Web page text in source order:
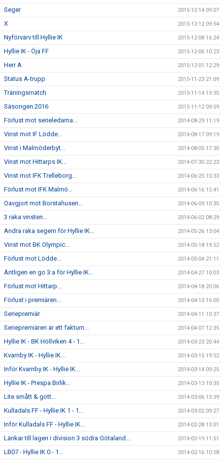
Seger 2015-12-14 09:07
X 2015-12-12 09:54
Nyförvärv till Hyllie IK 2015-12-08 16:24
Hyllie IK - Öja FF 2015-12-06 10:23
Herr A 2015-12-01 12:29
Status A-trupp 2015-11-23 21:09
Träningsmatch 2015-11-14 19:35
Säsongen 2016 2015-11-12 09:59
Förlust mot serieledarna... 2014-08-29 11:19
Vinst mot IF Lödde... 2014-08-17 09:19
Vinst i Malmöderbyt... 2014-08-05 17:30
Vinst mot Hittarps IK... 2014-07-30 22:23
Vinst mot IFK Trelleborg... 2014-06-25 10:33
Förlust mot IFK Malmö... 2014-06-16 15:41
Oavgjort mot Borstahusen... 2014-06-09 10:35
3 raka vinsten... 2014-06-02 08:29
Andra raka segern för Hyllie IK… 2014-05-26 13:04
Vinst mot BK Olympic... 2014-05-18 19:52
Förlust mot Lödde... 2014-05-04 21:11
Äntligen en go 3:a för Hyllie IK... 2014-04-27 10:03
Förlust mot Hittarp... 2014-04-18 20:06
Förlust i premiären... 2014-04-13 16:00
Seriepremiär 2014-04-11 10:37
Seriepremiären är ett faktum... 2014-04-07 12:35
Hyllie IK - BK Höllviken 4 - 1... 2014-03-23 20:44
Kvarnby IK - Hyllie IK... 2014-03-15 19:52
Inför Kvarnby IK - Hyllie IK... 2014-03-14 09:25
Hyllie IK - Prespa Birlik... 2014-03-13 10:35
Lite smått & gott... 2014-03-06 13:39
Kulladals FF - Hyllie IK 1 - 1... 2014-03-02 09:27
Inför Kulladals FF - Hyllie IK... 2014-02-28 13:01
Länkar till lagen i division 3 södra Götaland... 2014-02-19 11:51
LB07 - Hyllie IK 0 - 1... 2014-02-16 10:58